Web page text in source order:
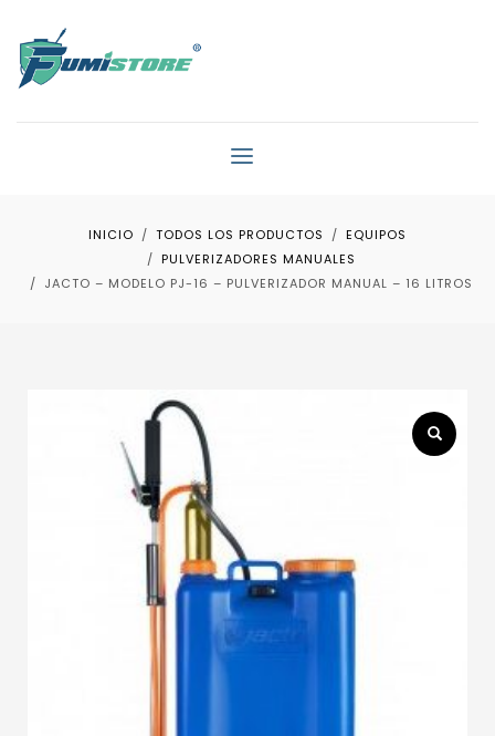
INICIO TODOS LOS PRODUCTOS
EQUIPOS
PULVERIZADORES MANUALES
JACTO – MODELO PJ-16 – PULVERIZADOR MANUAL – 16 LITROS